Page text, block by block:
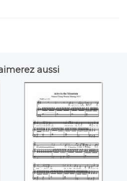
aussi
Arise to the
Mountain